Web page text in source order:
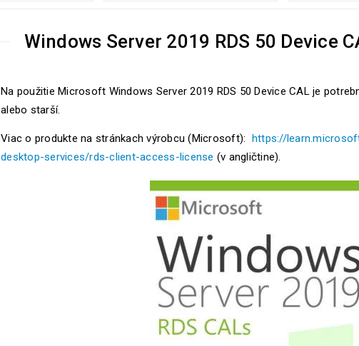
Windows Server 2019 RDS 50 Device
Na použitie Microsoft Windows Server 2019 RDS 50 Device CAL je
alebo starší.
Viac o produkte na stránkach výrobcu (Microsoft): https://
desktop-services/rds-client-access-license (v angličtine).